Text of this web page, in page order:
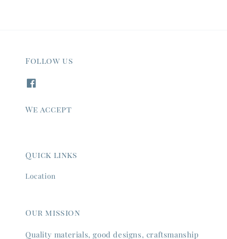
Follow us
We accept
Quick links
Location
Our mission
Quality materials, good designs, craftsmanship